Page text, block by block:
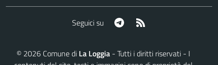
Seguici su Telegram
© 2026Comune di La Loggia- Tutti i diritti riservati - I